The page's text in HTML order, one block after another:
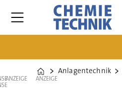
Home
Anlagentechnik
ANZEIGE ANZEIGE